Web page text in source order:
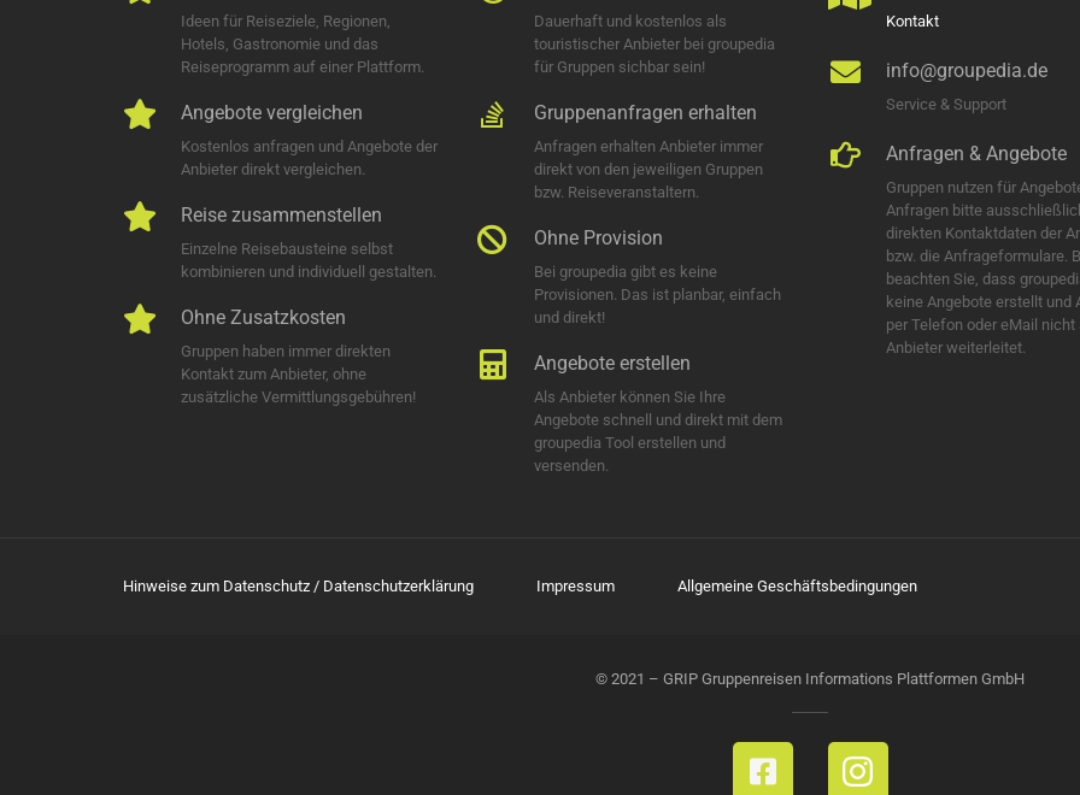
Ideen für Reiseziele, Regionen,
Hotels, Gastronomie und das
Reiseprogramm auf einer Plattform.
Angebote vergleichen
Kostenlos anfragen und Angebote der
Anbieter direkt vergleichen.
Reise zusammenstellen
Einzelne Reisebausteine selbst
kombinieren und individuell gestalten.
Ohne Zusatzkosten
Gruppen haben immer direkten
Kontakt zum Anbieter, ohne
zusätzliche Vermittlungsgebühren!
Dauerhaft und kostenlos als
touristischer Anbieter bei groupedia
für Gruppen sichbar sein!
Gruppenanfragen erhalten
Anfragen erhalten Anbieter immer
direkt von den jeweiligen Gruppen
bzw. Reiseveranstaltern.
Ohne Provision
Bei groupedia gibt es keine
Provisionen. Das ist planbar, einfach
und direkt!
Angebote erstellen
Als Anbieter können Sie Ihre
Angebote schnell und direkt mit dem
groupedia Tool erstellen und
versenden.
Kontakt
info@groupedia.de
Service & Support
Anfragen & Angebote
Gruppen nutzen für
Anfragen bitte
direkten Kontaktdaten der
bzw. die Anfrageformulare.
beachten Sie, dass
keine Angebote erstellt und
per Telefon oder eMail nicht
Anbieter weiterleitet.
Hinweise zum Datenschutz / Datenschutzerklärung Impressum Allgemeine Geschäftsbedingungen
© 2021 – GRIP Gruppenreisen Informations Plattformen GmbH